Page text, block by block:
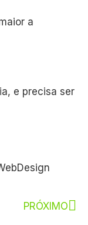
a
e precisa ser
PRÓXIMO